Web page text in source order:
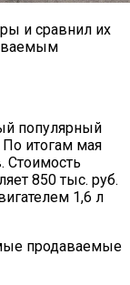
и сравнил их
популярный
По итогам мая
Стоимость
850 тыс. руб.
1,6 л
продаваемые